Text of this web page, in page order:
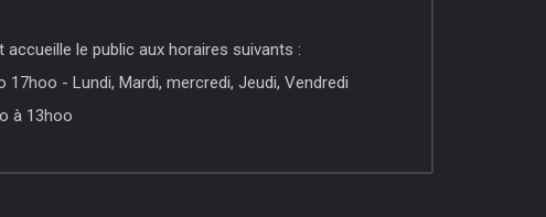
le public aux horaires suivants :
- Lundi, Mardi, mercredi, Jeudi, Vendredi
à 13hoo